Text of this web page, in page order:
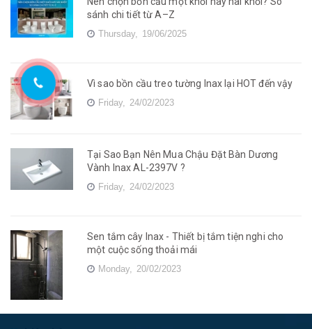
sánh chi tiết từ A–Z
Thursday, 19/06/2025
Vì sao bồn cầu treo tường Inax lại HOT đến vậy
Friday, 24/02/2023
Tại Sao Bạn Nên Mua Chậu Đặt Bàn Dương
Vành Inax AL-2397V ?
Friday, 24/02/2023
Sen tắm cây Inax - Thiết bị tắm tiện nghi cho
một cuộc sống thoải mái
Monday, 20/02/2023